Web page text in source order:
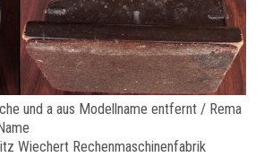
und a aus Modellname entfernt / Rema
Rechenmaschinenfabrik